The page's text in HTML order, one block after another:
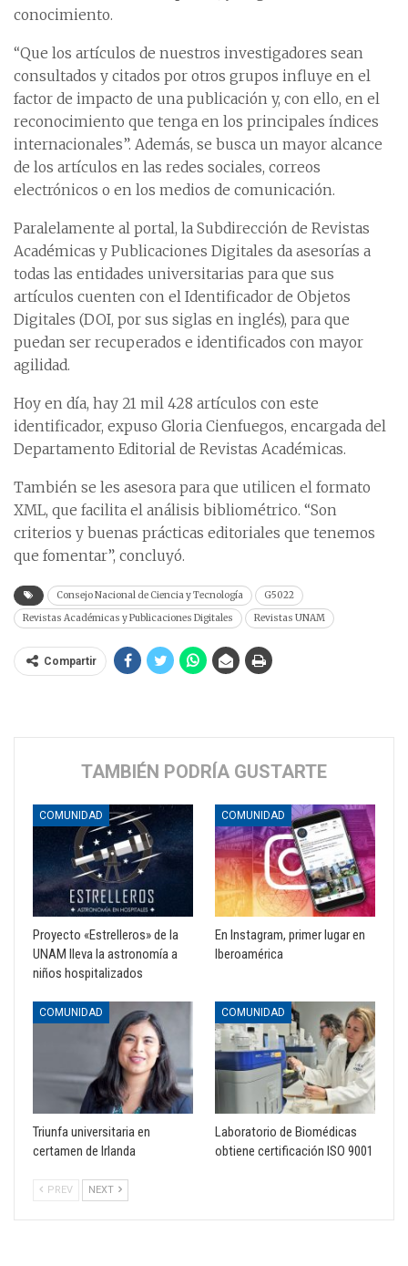
conocimiento.
“Que los artículos de nuestros investigadores sean
consultados y citados por otros grupos influye en el
factor de impacto de una publicación y, con ello, en el
reconocimiento que tenga en los principales índices
internacionales”. Además, se busca un mayor alcance
de los artículos en las redes sociales, correos
electrónicos o en los medios de comunicación.
Paralelamente al portal, la Subdirección de Revistas
Académicas y Publicaciones Digitales da asesorías a
todas las entidades universitarias para que sus
artículos cuenten con el Identificador de Objetos
Digitales (DOI, por sus siglas en inglés), para que
puedan ser recuperados e identificados con mayor
agilidad.
Hoy en día, hay 21 mil 428 artículos con este
identificador, expuso Gloria Cienfuegos, encargada del
Departamento Editorial de Revistas Académicas.
También se les asesora para que utilicen el formato
XML, que facilita el análisis bibliométrico. “Son
criterios y buenas prácticas editoriales que tenemos
que fomentar”, concluyó.
Consejo Nacional de Ciencia y Tecnología
G5022
Revistas Académicas y Publicaciones Digitales
Revistas UNAM
Compartir
TAMBIÉN PODRÍA GUSTARTE
COMUNIDAD
Proyecto «Estrelleros» de la
UNAM lleva la astronomía a
niños hospitalizados
COMUNIDAD
En Instagram, primer lugar en
Iberoamérica
COMUNIDAD
Triunfa universitaria en
certamen de Irlanda
COMUNIDAD
Laboratorio de Biomédicas
obtiene certificación ISO 9001
PREV NEXT